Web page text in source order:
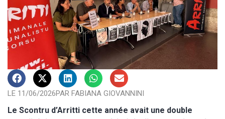
LE 11/06/2026PAR FABIANA GIOVANNINI
Le Scontru d’Arritti cette année avait une double